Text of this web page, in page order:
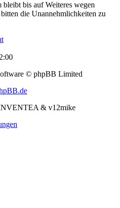
bleibt bis auf Weiteres wegen
die Unannehmlichkeiten zu
© phpBB Limited
& v12mike